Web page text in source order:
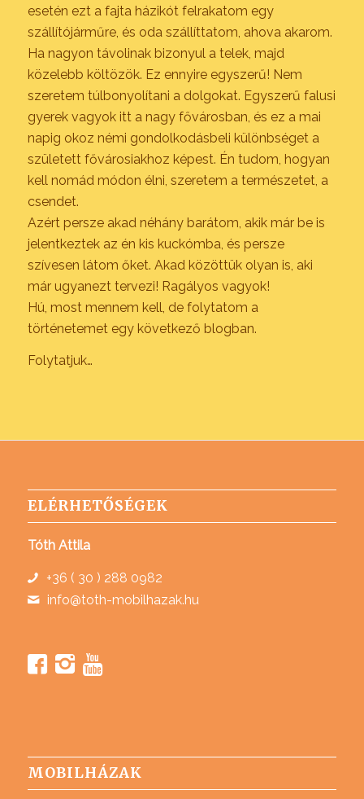
esetén ezt a fajta házikót felrakatom egy
szállítójárműre, és oda szállíttatom, ahova akarom.
Ha nagyon távolinak bizonyul a telek, majd
közelebb költözök. Ez ennyire egyszerű! Nem
szeretem túlbonyolítani a dolgokat. Egyszerű falusi
gyerek vagyok itt a nagy fővárosban, és ez a mai
napig okoz némi gondolkodásbeli különbséget a
született fővárosiakhoz képest. Én tudom, hogyan
kell nomád módon élni, szeretem a természetet, a
csendet.
Azért persze akad néhány barátom, akik már be is
jelentkeztek az én kis kuckómba, és persze
szívesen látom őket. Akad közöttük olyan is, aki
már ugyanezt tervezi! Ragályos vagyok!
Hú, most mennem kell, de folytatom a
történetemet egy következő blogban.
Folytatjuk…
ELÉRHETŐSÉGEK
Tóth Attila
+36 ( 30 ) 288 0982
info@toth-mobilhazak.hu
MOBILHÁZAK